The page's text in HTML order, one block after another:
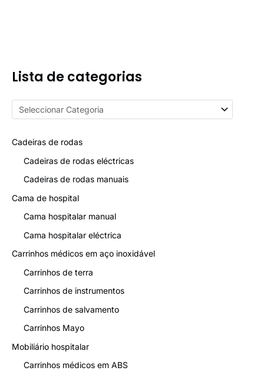
Lista de categorias
Cadeiras de rodas
Cadeiras de rodas eléctricas
Cadeiras de rodas manuais
Cama de hospital
Cama hospitalar manual
Cama hospitalar eléctrica
Carrinhos médicos em aço inoxidável
Carrinhos de terra
Carrinhos de instrumentos
Carrinhos de salvamento
Carrinhos Mayo
Mobiliário hospitalar
Carrinhos médicos em ABS